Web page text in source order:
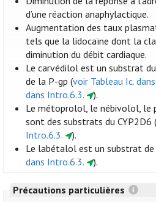
d’une réaction anaphylactique.
Augmentation des taux
tels que la lidocaïne dont la
diminution du débit cardiaque.
Le carvédilol est un substrat
de la P-gp (voir Tableau Ic.
dans Intro.6.3.
).
Le métoprolol, le nébivolol,
sont des substrats du CYP2D6
Intro.6.3.
).
Le labétalol est un substrat de
dans Intro.6.3.
).
Précautions particulières